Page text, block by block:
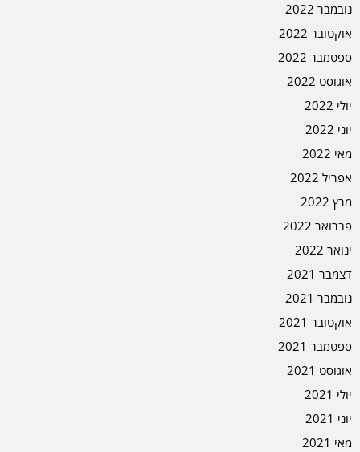
נובמבר 2022
אוקטובר 2022
ספטמבר 2022
אוגוסט 2022
יולי 2022
יוני 2022
מאי 2022
אפריל 2022
מרץ 2022
פברואר 2022
ינואר 2022
דצמבר 2021
נובמבר 2021
אוקטובר 2021
ספטמבר 2021
אוגוסט 2021
יולי 2021
יוני 2021
מאי 2021